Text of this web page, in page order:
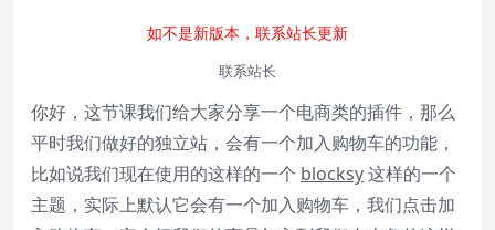
Video
Play
Mute
Current Time0:00
/
如不是新版本，联系站长更新
联系站长
你好，这节课我们给大家分享一个电商类的插件，那么
平时我们做好的独立站，会有一个加入购物车的功能，
比如说我们现在使用的这样的一个 blocksy这样的一个
主题，实际上默认它会有一个加入购物车，我们点击加